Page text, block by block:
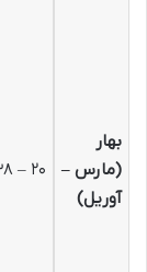
بهار
(مارس –
آوریل)
۲۰ – ۳۸